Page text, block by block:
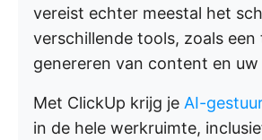
vereist echter meestal het
verschillende tools, zoals
genereren van content en
Met ClickUp krijg je AI-
in de hele werkruimte,